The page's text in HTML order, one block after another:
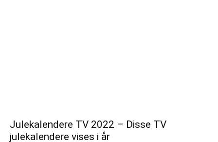
Julekalendere TV 2022 – Disse TV
julekalendere vises i år